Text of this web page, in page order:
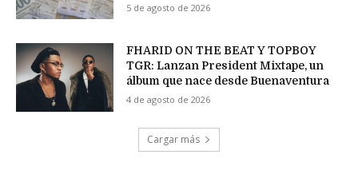
5 de agosto de 2026
FHARID ON THE BEAT Y TOPBOY
TGR: Lanzan President Mixtape, un
álbum que nace desde Buenaventura
4 de agosto de 2026
Cargar más